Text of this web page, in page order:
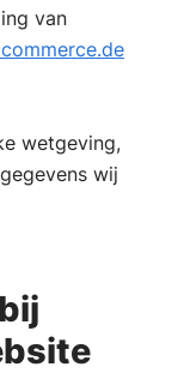
van
wetgeving,
wij